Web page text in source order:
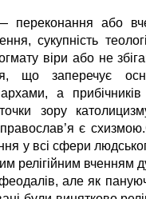
або
сукупність
віри або не
що заперечує
а
зору
є
у всі сфери
релігійним вченням
але як